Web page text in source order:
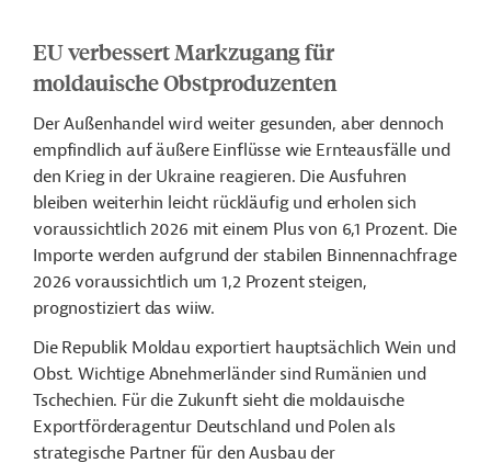
EU verbessert Markzugang für
moldauische Obstproduzenten
Der Außenhandel wird weiter gesunden, aber dennoch
empfindlich auf äußere Einflüsse wie Ernteausfälle und
den Krieg in der Ukraine reagieren. Die Ausfuhren
bleiben weiterhin leicht rückläufig und erholen sich
voraussichtlich 2026 mit einem Plus von 6,1 Prozent. Die
Importe werden aufgrund der stabilen Binnennachfrage
2026 voraussichtlich um 1,2 Prozent steigen,
prognostiziert das wiiw.
Die Republik Moldau exportiert hauptsächlich Wein und
Obst. Wichtige Abnehmerländer sind Rumänien und
Tschechien. Für die Zukunft sieht die moldauische
Exportförderagentur Deutschland und Polen als
strategische Partner für den Ausbau der